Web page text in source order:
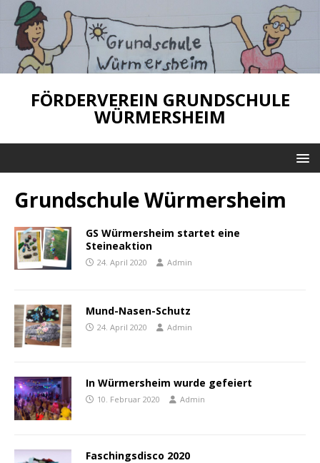
FÖRDERVEREIN GRUNDSCHULE
WÜRMERSHEIM
Grundschule Würmersheim
GS Würmersheim startet eine
Steineaktion
24. April 2020 Admin
Mund-Nasen-Schutz
24. April 2020 Admin
In Würmersheim wurde gefeiert
10. Februar 2020 Admin
Faschingsdisco 2020